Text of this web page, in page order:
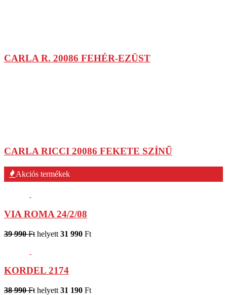
CARLA R. 20086 FEHÉR-EZÜST
CARLA RICCI 20086 FEKETE SZÍNŰ
Akciós termékek
VIA ROMA 24/2/08
39 990 Ft helyett 31 990 Ft
KORDEL 2174
38 990 Ft helyett 31 190 Ft